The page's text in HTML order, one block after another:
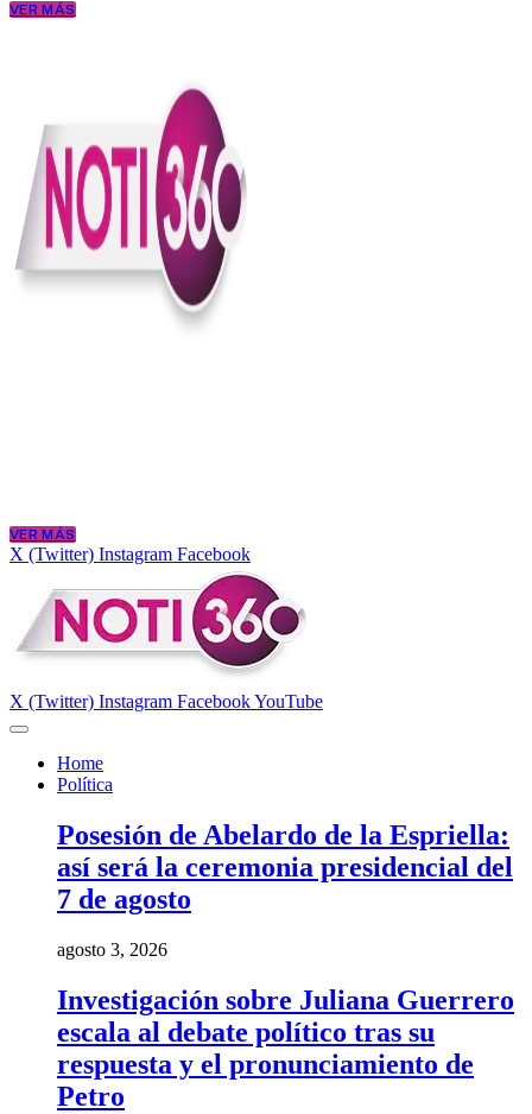
VER MÁS
VER MÁS
X (Twitter) Instagram Facebook
X (Twitter) Instagram FacebookYouTube
Home
Política
Posesión de Abelardo de la Espriella:
así será la ceremonia presidencial del
7 de agosto
agosto 3, 2026
Investigación sobre Juliana Guerrero
escala al debate político tras su
respuesta y el pronunciamiento de
Petro